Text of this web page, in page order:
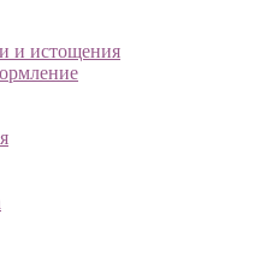
и истощения